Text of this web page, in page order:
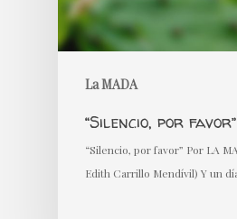
La MADA
“Silencio, por favor”
“Silencio, por favor” Por LA
Edith Carrillo Mendívil) Y un